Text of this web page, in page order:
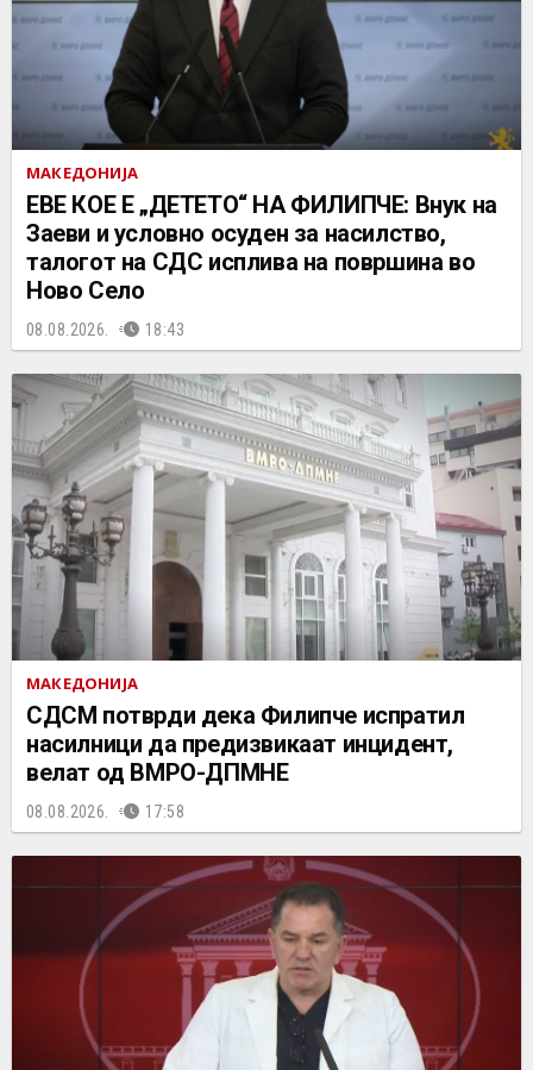
МАКЕДОНИЈА
ЕВЕ КОЕ Е „ДЕТЕТО“ НА ФИЛИПЧЕ: Внук на
Заеви и условно осуден за насилство,
талогот на СДС исплива на површина во
Ново Село
08.08.2026. 18:43
МАКЕДОНИЈА
СДСМ потврди дека Филипче испратил
насилници да предизвикаат инцидент,
велат од ВМРО-ДПМНЕ
08.08.2026. 17:58